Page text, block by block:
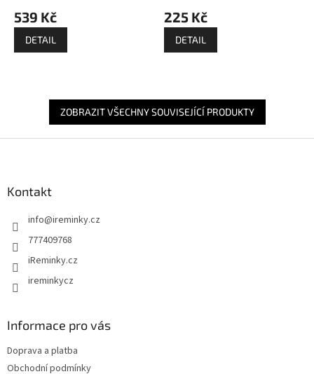
539 Kč
DETAIL
225 Kč
DETAIL
ZOBRAZIT VŠECHNY SOUVISEJÍCÍ PRODUKTY
Kontakt
info@ireminky.cz
777409768
iReminky.cz
ireminkycz
Informace pro vás
Doprava a platba
Obchodní podmínky